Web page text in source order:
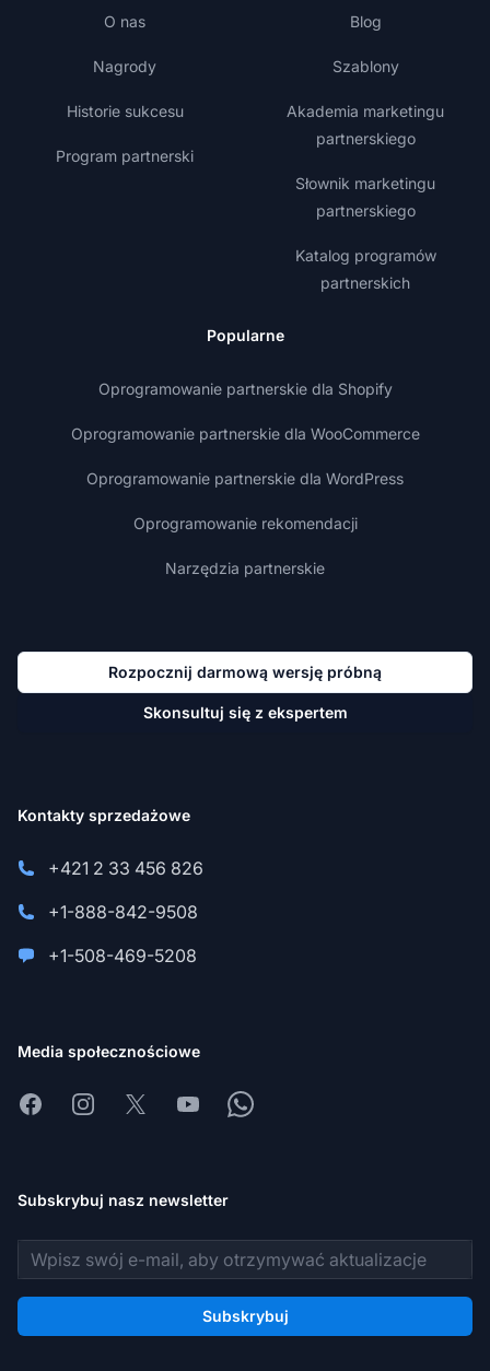
O nas
Nagrody
Historie sukcesu
Program partnerski
Blog
Szablony
Akademia marketingu
partnerskiego
Słownik marketingu
partnerskiego
Katalog programów
partnerskich
Popularne
Oprogramowanie partnerskie dla Shopify
Oprogramowanie partnerskie dla WooCommerce
Oprogramowanie partnerskie dla WordPress
Oprogramowanie rekomendacji
Narzędzia partnerskie
Rozpocznij darmową wersję próbną
Skonsultuj się z ekspertem
Kontakty sprzedażowe
+421 2 33 456 826
+1-888-842-9508
+1-508-469-5208
Media społecznościowe
FacebookInstagram
X YoutubeWhatsapp
Subskrybuj nasz newsletter
Adres e-mail
Subskrybuj